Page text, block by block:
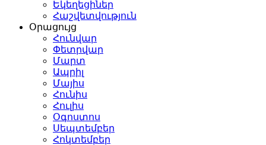
Եկեղեցիներ
Հաշվետվություն
Օրացույց
Հունվար
Փետրվար
Մարտ
Ապրիլ
Մայիս
Հունիս
Հուլիս
Օգոստոս
Սեպտեմբեր
Հոկտեմբեր